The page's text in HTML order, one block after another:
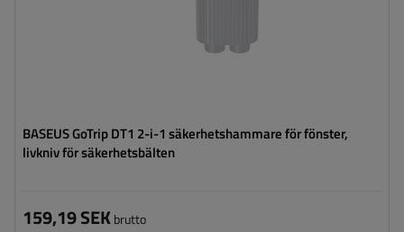
BASEUS GoTrip DT1 2-i-1 säkerhetshammare för fönster,
livkniv för säkerhetsbälten
159,19 SEKbrutto